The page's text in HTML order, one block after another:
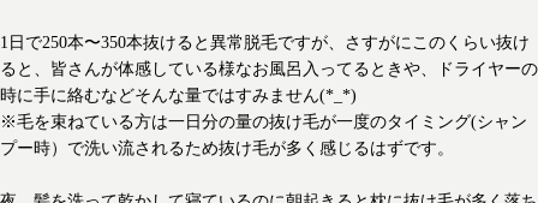
1日で250本〜350本抜けると異常脱毛ですが、さすがにこのくらい抜け
ると、皆さんが体感している様なお風呂入ってるときや、ドライヤーの
時に手に絡むなどそんな量ではすみません(*_*)
※毛を束ねている方は一日分の量の抜け毛が一度のタイミング(シャン
プー時）で洗い流されるため抜け毛が多く感じるはずです。